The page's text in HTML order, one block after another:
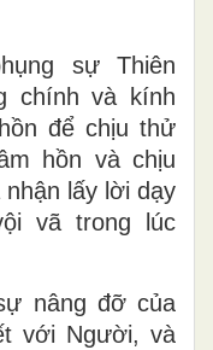
sự Thiên
chính và kính
để chịu thử
hồn và chịu
lấy lời dạy
vã trong lúc
nâng đỡ của
với Người, và